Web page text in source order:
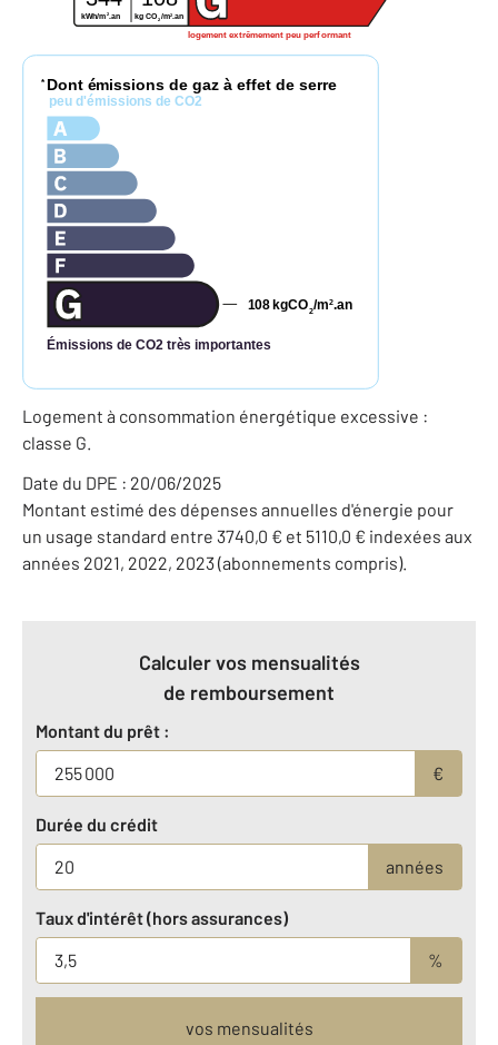
logement extrêmement peu performant
kWh/m2.an kg CO2/m2 .an
* Dont émissions de gaz à effet de serre
peu d'émissions de CO2
Émissions de CO2 très importantes
kgCO2/m2.an
108
Logement à consommation énergétique excessive :
classe G.
Date du DPE : 20/06/2025
Montant estimé des dépenses annuelles d'énergie pour
un usage standard entre 3740,0 € et 5110,0 € indexées aux
années 2021, 2022, 2023 (abonnements compris).
Calculer vos mensualités
de remboursement
Montant du prêt :
€
Durée du crédit
années
Taux d'intérêt (hors assurances)
%
vos mensualités